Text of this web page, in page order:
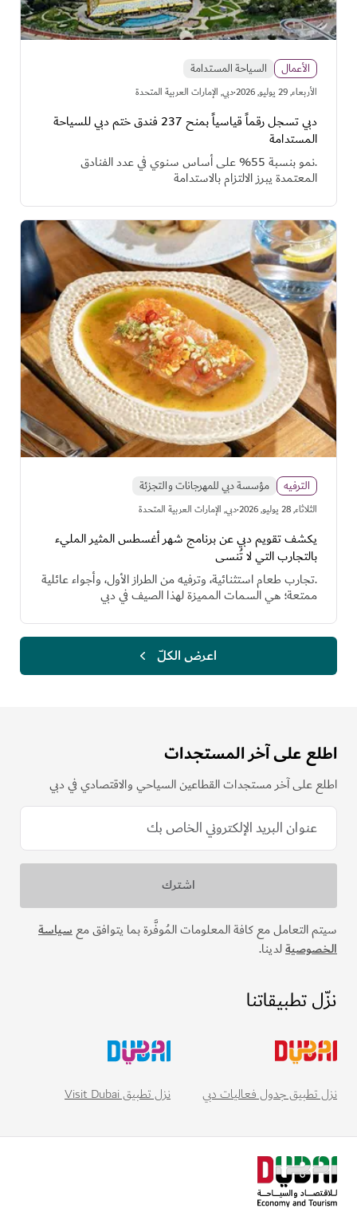
الأعمال السياحة المستدامة
اﻷربعاء, 29 يوليو, 2026 ·دبي, الإمارات العربية المتحدة
دبي تسجل رقماً قياسياً بمنح 237 فندق ختم دبي للسياحة
المستدامة
.نمو بنسبة 55% على أساس سنوي في عدد الفنادق
المعتمدة يبرز الالتزام بالاستدامة
الترفيه مؤسسة دبي للمهرجانات والتجزئة
الثلاثاء, 28 يوليو, 2026 ·دبي, الإمارات العربية المتحدة
يكشف تقويم دبي عن برنامج شهر أغسطس المثير المليء
بالتجارب التي لا تُنسى
.تجارب طعام استثنائية، وترفيه من الطراز الأول، وأجواء عائلية
ممتعة؛ هي السمات المميزة لهذا الصيف في دبي
اعرض الكلّ
اطلع على آخر المستجدات
اطلع على آخر مستجدات القطاعين السياحي والاقتصادي في دبي
سيتم التعامل مع كافة المعلومات المُوفَّرة بما يتوافق معسياسة
الخصوصيةلدينا.
نزّل تطبيقاتنا
نزل تطبيق جدول فعاليات دبي نزل تطبيق Visit Dubai